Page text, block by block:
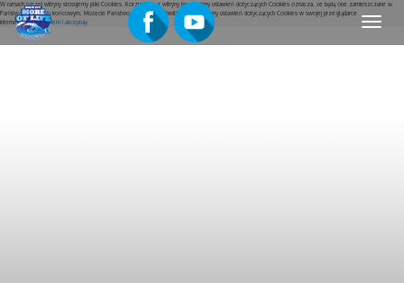
W ramach naszej witryny stosujemy pliki Cookies. Korzystanie z witryny bez zmiany ustawień dotyczących Cookies oznacza, że będą one zamieszczane w
Państwa urządzeniu końcowym. Możecie Państwo w dowolnej chwili dokonać zmiany ustawień dotyczących Cookies w swojej przeglądarce
internetowej.Rozumiem i akceptuję
Menu